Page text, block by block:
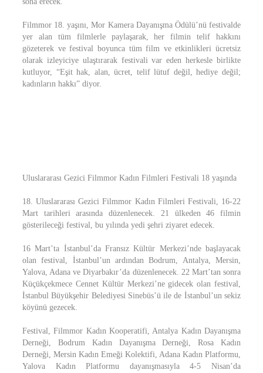
Filmmor 18. yaşını, Mor Kamera Dayanışma Ödülü’nü festivalde
yer alan tüm filmlerle paylaşarak, her filmin telif hakkını
gözeterek ve festival boyunca tüm film ve etkinlikleri ücretsiz
olarak izleyiciye ulaştırarak festivali var eden herkesle birlikte
kutluyor, “Eşit hak, alan, ücret, telif lütuf değil, hediye değil;
kadınların hakkı” diyor.
Uluslararası Gezici Filmmor Kadın Filmleri Festivali 18 yaşında
18. Uluslararası Gezici Filmmor Kadın Filmleri Festivali, 16-22
Mart tarihleri arasında düzenlenecek. 21 ülkeden 46 filmin
gösterileceği festival, bu yılında yedi şehri ziyaret edecek.
16 Mart’ta İstanbul’da Fransız Kültür Merkezi’nde başlayacak
olan festival, İstanbul’un ardından Bodrum, Antalya, Mersin,
Yalova, Adana ve Diyarbakır’da düzenlenecek. 22 Mart’tan sonra
Küçükçekmece Cennet Kültür Merkezi’ne gidecek olan festival,
İstanbul Büyükşehir Belediyesi Sinebüs’ü ile de İstanbul’un sekiz
köyünü gezecek.
Festival, Filmmor Kadın Kooperatifi, Antalya Kadın Dayanışma
Derneği, Bodrum Kadın Dayanışma Derneği, Rosa Kadın
Derneği, Mersin Kadın Emeği Kolektifi, Adana Kadın Platformu,
Yalova Kadın Platformu dayanışmasıyla 4-5 Nisan’da